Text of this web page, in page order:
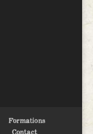
Formations
Contact